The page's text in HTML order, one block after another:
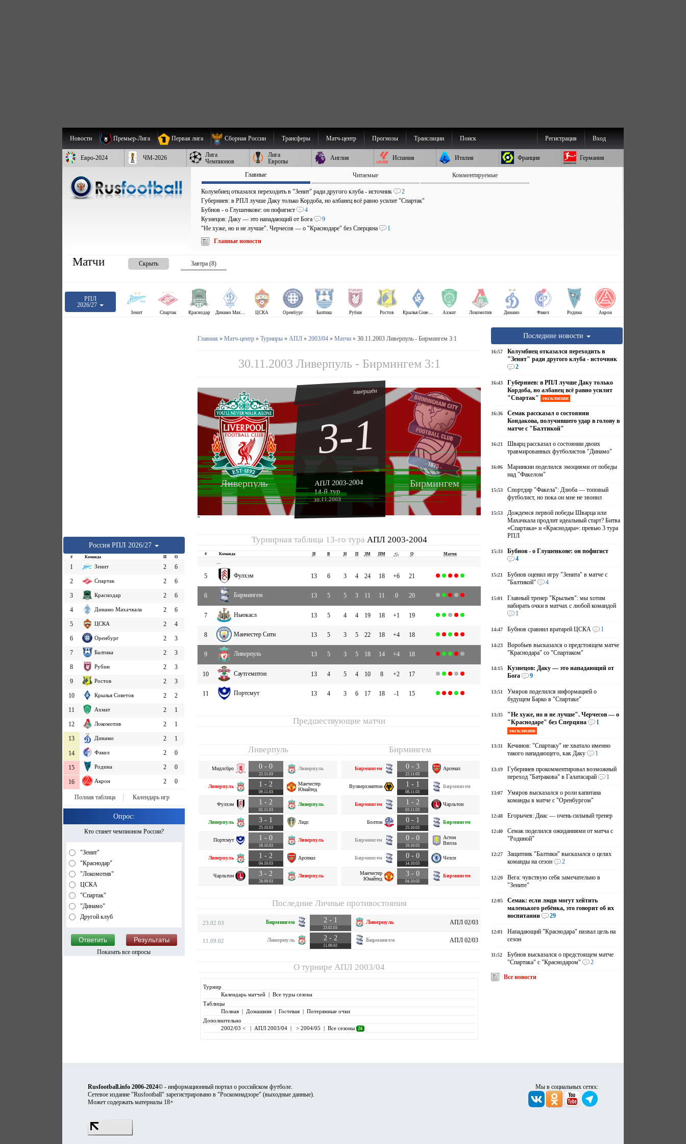
Новости Премьер-Лига Первая лига Сборная России Трансферы Матч-центр Прогнозы Трансляции Поиск Вход
Регистрация
Евро-2024 ЧМ-2026
Лига
Чемпионов
Лига
Европы
Англия Испания Италия Франция Германия
Главные Читаемые Комментируемые
Колумбиец отказался переходить в "Зенит" ради другого клуба - источник
2
Губерниев: в РПЛ лучше Даку только Кордоба, но албанец всё равно усилит "Спартак"
Бубнов - о Глушенкове: он пофигист
4
Кузнецов: Даку — это нападающий от Бога
9
"Не хуже, но и не лучше". Черчесов — о "Краснодаре" без Сперцяна
1
Главные новости
Матчи Скрыть Завтра (8)
РПЛ
2026/27
Зенит Спартак Краснодар Динамо Махачкала ЦСКА Оренбург Балтика Рубин Ростов Крылья Советов Ахмат Локомотив Динамо Факел Родина Акрон
Россия РПЛ 2026/27
# Команда И О
1 Зенит 2
6
2
Спартак 2
6
3
Краснодар 2
6
4
Динамо Махачкала 2
6
5
ЦСКА 2
4
6
Оренбург 2
3
7
Балтика 2
3
8
Рубин 2
3
9
Ростов 2
3
10
Крылья Советов 2
2
11
Ахмат 2
1
12
Локомотив 2
1
13
Динамо 2 1
14 Факел 2 0
15 Родина 2 0
16 Акрон 2 0
Полная таблица Календарь игр
Опрос:
Кто станет чемпионом России?
"Зенит"
"Краснодар"
"Локомотив"
ЦСКА
"Спартак"
"Динамо"
Другой клуб
Показать все опросы
Главная » Матч-центр» Турниры» АПЛ» 2003/04» Матчи» 30.11.2003 Ливерпуль - Бирмингем 3:1
30.11.2003 Ливерпуль - Бирмингем 3:1
Ливерпуль Бирмингем
завершён
3-1
АПЛ 2003-2004
14-й тур
30.11.2003
''
Турнирная таблица 13-го тура АПЛ 2003-2004
# Команда И В Н П ЗМ ПМ +|- О Матчи
...
5
Фулхэм 13 6 3 4 24 18 +6 21
6 Бирмингем 13 5 5 3 11 11 0 20
7 Ньюкасл 13 5 4 4 19 18 +1 19
8 Манчестер Сити 13 5 3 5 22 18 +4 18
9 Ливерпуль 13 5 3 5 18 14 +4 18
10 Саутгемптон 13 4 5 4 10 8 +2 17
11 Портсмут 13 4 3 6 17 18 -1 15
Предшествующие матчи
Ливерпуль
Мидлсбро 0 - 0
22.11.03
Ливерпуль
Ливерпуль 1 - 2
09.11.03
Манчестер
Юнайтед
Фулхэм 1 - 2
02.11.03
Ливерпуль
Ливерпуль 3 - 1
25.10.03
Лидс
Портсмут 1 - 0
18.10.03
Ливерпуль
Ливерпуль 1 - 2
04.10.03
Арсенал
Чарльтон 3 - 2
28.09.03
Ливерпуль
Бирмингем
Бирмингем 0 - 3
22.11.03
Арсенал
Вулверхэмптон 1 - 1
08.11.03
Бирмингем
Бирмингем 1 - 2
03.11.03
Чарльтон
Болтон 0 - 1
25.10.03
Бирмингем
Бирмингем 0 - 0
19.10.03
Астон
Вилла
Бирмингем 0 - 0
14.10.03
Челси
Манчестер
Юнайтед
3 - 0
04.10.03
Бирмингем
Последние Личные противостояния
23.02.03 Бирмингем 2 - 1
23.02.03
Ливерпуль АПЛ 02/03
11.09.02 Ливерпуль 2 - 2
11.09.02
Бирмингем АПЛ 02/03
О турнире АПЛ 2003/04
Турнир
Календарь матчей| Все туры сезона
Таблицы
Полная| Домашняя| Гостевая| Потерянные очки
Дополнительно
2002/03 <
| АПЛ 2003/04| > 2004/05 | Все сезоны 26
Последние новости
16:57
Колумбиец отказался переходить в
"Зенит" ради другого клуба - источник
2
16:43
Губерниев: в РПЛ лучше Даку только
Кордоба, но албанец всё равно усилит
"Спартак"
эксклюзив
16:36
Семак рассказал о состоянии
Кондакова, получившего удар в голову в
матче с "Балтикой"
16:21
Шварц рассказал о состоянии двоих
травмированных футболистов "Динамо"
16:06
Маринкин поделился эмоциями от победы
над "Факелом"
15:53
Спортдир "Факела": Дзюба — топовый
футболист, но пока он мне не звонил
15:53
Дождемся первой победы Шварца или
Махачкала продлит идеальный старт? Битва
«Спартака» и «Краснодара»: превью 3 тура
РПЛ
15:33
Бубнов - о Глушенкове: он пофигист
4
15:21
Бубнов оценил игру "Зенита" в матче с
"Балтикой"
4
15:01
Главный тренер "Крыльев": мы хотим
набирать очки в матчах с любой командой
1
14:47 Бубнов сравнил вратарей ЦСКА 1
14:23
Воробьев высказался о предстоящем матче
"Краснодара" со "Спартаком"
14:15
Кузнецов: Даку — это нападающий от
Бога
9
13:51
Умяров поделился информацией о
будущем Барко в "Спартаке"
13:35
"Не хуже, но и не лучше". Черчесов — о
"Краснодаре" без Сперцяна
1
эксклюзив
13:31
Кечинов: "Спартаку" не хватало именно
такого нападающего, как Даку
1
13:19
Губерниев прокомментировал возможный
переход "Батракова" в Галатасарай
1
13:07
Умяров высказался о роли капитана
команды в матче с "Оренбургом"
12:48 Егорычев: Диас — очень сильный тренер
12:40
Семак поделился ожиданиями от матча с
"Родиной"
12:27
Защитник "Балтики" высказался о целях
команды на сезон
2
12:20
Вега: чувствую себя замечательно в
"Зените"
12:05
Семак: если люди могут хейтить
маленького ребёнка, это говорит об их
воспитании
29
12:01
Нападающий "Краснодара" назвал цель на
сезон
11:52
Бубнов высказался о предстоящем матче
"Спартака" с "Краснодаром"
2
Все новости
Rusfootball.info 2006-2024© - информационный портал о российском футболе.
Сетевое издание "Rusfootball" зарегистрировано в "Роскомнадзоре" (выходные данные).
Может содержать материалы 18+
Мы в социальных сетях: